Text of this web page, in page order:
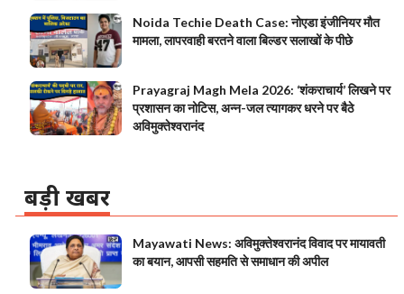
Noida Techie Death Case: नोएडा इंजीनियर मौत
मामला, लापरवाही बरतने वाला बिल्डर सलाखों के पीछे
Prayagraj Magh Mela 2026: ‘शंकराचार्य’ लिखने पर
प्रशासन का नोटिस, अन्न-जल त्यागकर धरने पर बैठे
अविमुक्तेश्वरानंद
बड़ी खबर
Mayawati News: अविमुक्तेश्वरानंद विवाद पर मायावती
का बयान, आपसी सहमति से समाधान की अपील